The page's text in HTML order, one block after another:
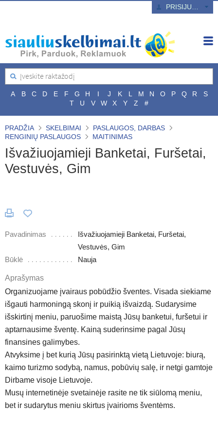
A B C D E F G H I J K L M N O P Q R
S
T
U V W X Y Z #
PRADŽIA SKELBIMAI
PASLAUGOS, DARBAS
RENGINIŲ PASLAUGOS
MAITINIMAS
Išvažiuojamieji Banketai‎, Furšetai,
Vestuvės, Gim
Pavadinimas
Išvažiuojamieji Banketai‎, Furšetai,
Vestuvės, Gim
Būklė
Nauja
Aprašymas
Organizuojame įvairaus pobūdžio šventes. Visada siekiame
išgauti harmoningą skonį ir puikią išvaizdą. Sudarysime
išskirtinį meniu, paruošime maistą Jūsų banketui, furšetui ir
aptarnausime šventę. Kainą suderinsime pagal Jūsų
finansines galimybes.
Atvyksime į bet kurią Jūsų pasirinktą vietą Lietuvoje: biurą,
kaimo turizmo sodybą, namus, pobūvių salę, ir netgi gamtoje
Dirbame visoje Lietuvoje.
Musų internetinėje svetainėje rasite ne tik siūlomą meniu,
bet ir sudarytus meniu skirtus įvairioms šventėms.